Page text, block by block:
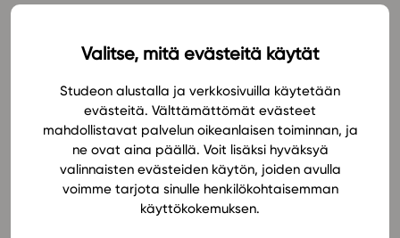
Valitse, mitä evästeitä käytät
Studeon alustalla ja verkkosivuilla käytetään
evästeitä. Välttämättömät evästeet
mahdollistavat palvelun oikeanlaisen toiminnan, ja
ne ovat aina päällä. Voit lisäksi hyväksyä
valinnaisten evästeiden käytön, joiden avulla
voimme tarjota sinulle henkilökohtaisemman
käyttökokemuksen.
…Studeo sanoo haista ***** ja laittaa sinut
Se että täytyy itse etsiä tietoa netistä tai
kirjan muista kappaleista oli hyödyllistä
näin tuli kerrata muitakin asioita kuin vain
sillä hetkellä olevaa kappaletta.